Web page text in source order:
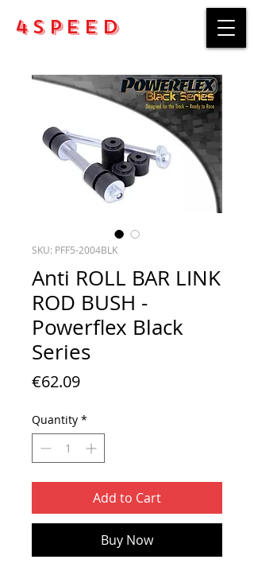
4Speed
SKU: PFF5-2004BLK
Anti ROLL BAR LINK
ROD BUSH -
Powerflex Black
Series
€62.09Price
Quantity *
Add to Cart
Buy Now